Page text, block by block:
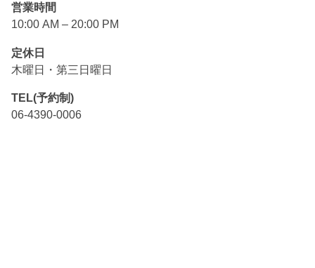
営業時間
10:00 AM – 20:00 PM
定休日
木曜日・第三日曜日
TEL(予約制)
06-4390-0006